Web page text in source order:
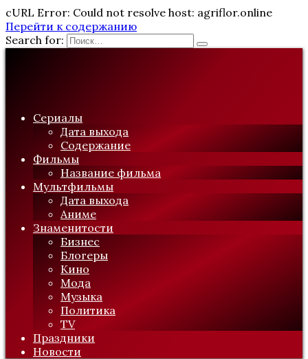
cURL Error: Could not resolve host: agriflor.online
Перейти к содержанию
Search for:
Сериалы
Дата выхода
Содержание
Фильмы
Название фильма
Мультфильмы
Дата выхода
Аниме
Знаменитости
Бизнес
Блогеры
Кино
Мода
Музыка
Политика
TV
Праздники
Новости